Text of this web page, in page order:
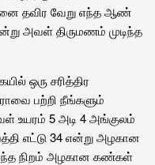
தவிர வேறு எந்த ஆண்
அவள் திருமணம் முடிந்த
ஒரு சரித்திர
பற்றி நீங்களும்
உயரம் 5 அடி 4 அங்குலம்
எட்டு 34 என்று அழகான
நிறம் அழகான கண்கள்